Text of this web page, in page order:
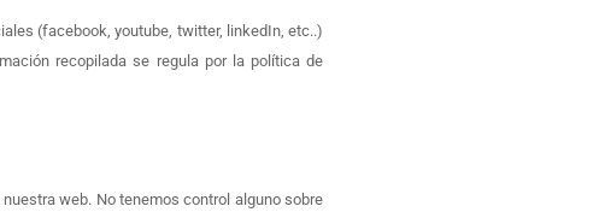
(facebook, youtube, twitter, linkedIn, etc..)
recopilada se regula por la política de
web. No tenemos control alguno sobre